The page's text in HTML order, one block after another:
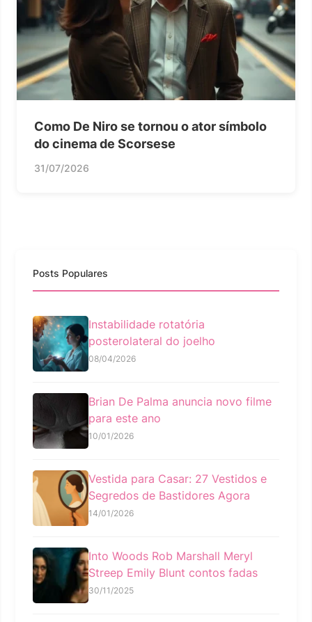
Como De Niro se tornou o ator símbolo
do cinema de Scorsese
31/07/2026
Posts Populares
Instabilidade rotatória
posterolateral do joelho
08/04/2026
Brian De Palma anuncia novo filme
para este ano
10/01/2026
Vestida para Casar: 27 Vestidos e
Segredos de Bastidores Agora
14/01/2026
Into Woods Rob Marshall Meryl
Streep Emily Blunt contos fadas
30/11/2025